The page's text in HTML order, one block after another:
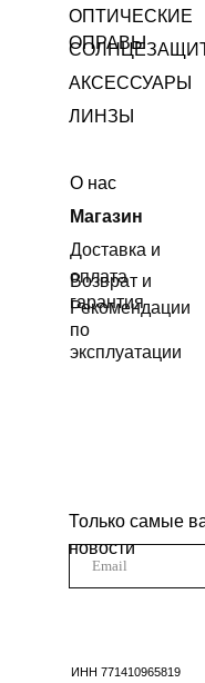
ОПТИЧЕСКИЕ
ОПРАВЫ
Только самые
новости
Магазин
ИНН 771410965819
О нас
Рекомендации
по
эксплуатации
Доставка и
оплата
Возврат и
гарантия
ЛИНЗЫ
АКСЕССУАРЫ